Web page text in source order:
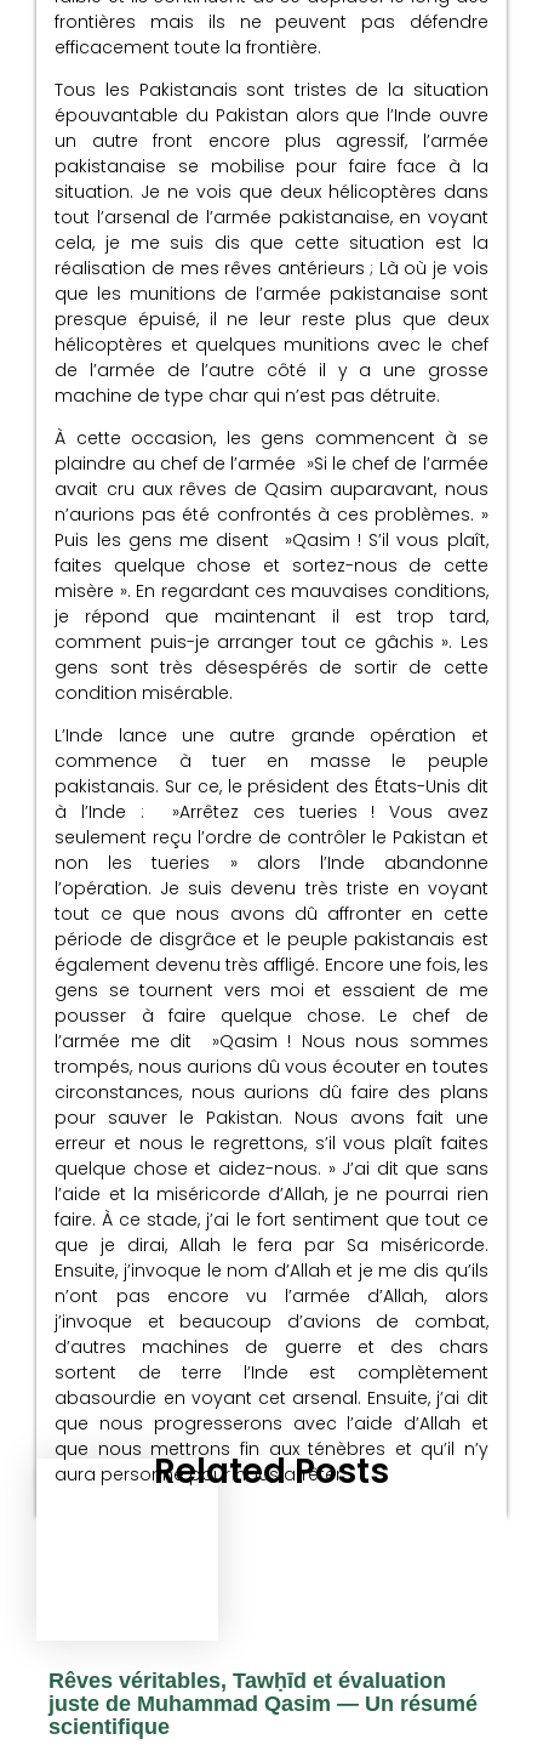
frontières mais ils ne peuvent pas défendre
efficacement toute la frontière.
Tous les Pakistanais sont tristes de la situation
épouvantable du Pakistan alors que l’Inde ouvre
un autre front encore plus agressif, l’armée
pakistanaise se mobilise pour faire face à la
situation. Je ne vois que deux hélicoptères dans
tout l’arsenal de l’armée pakistanaise, en voyant
cela, je me suis dis que cette situation est la
réalisation de mes rêves antérieurs ; Là où je vois
que les munitions de l’armée pakistanaise sont
presque épuisé, il ne leur reste plus que deux
hélicoptères et quelques munitions avec le chef
de l’armée de l’autre côté il y a une grosse
machine de type char qui n’est pas détruite.
À cette occasion, les gens commencent à se
plaindre au chef de l’armée »Si le chef de l’armée
avait cru aux rêves de Qasim auparavant, nous
n’aurions pas été confrontés à ces problèmes. »
Puis les gens me disent »Qasim ! S’il vous plaît,
faites quelque chose et sortez-nous de cette
misère ». En regardant ces mauvaises conditions,
je répond que maintenant il est trop tard,
comment puis-je arranger tout ce gâchis ». Les
gens sont très désespérés de sortir de cette
condition misérable.
L’Inde lance une autre grande opération et
commence à tuer en masse le peuple
pakistanais. Sur ce, le président des États-Unis dit
à l’Inde : »Arrêtez ces tueries ! Vous avez
seulement reçu l’ordre de contrôler le Pakistan et
non les tueries » alors l’Inde abandonne
l’opération. Je suis devenu très triste en voyant
tout ce que nous avons dû affronter en cette
période de disgrâce et le peuple pakistanais est
également devenu très affligé. Encore une fois, les
gens se tournent vers moi et essaient de me
pousser à faire quelque chose. Le chef de
l’armée me dit »Qasim ! Nous nous sommes
trompés, nous aurions dû vous écouter en toutes
circonstances, nous aurions dû faire des plans
pour sauver le Pakistan. Nous avons fait une
erreur et nous le regrettons, s’il vous plaît faites
quelque chose et aidez-nous. » J’ai dit que sans
l’aide et la miséricorde d’Allah, je ne pourrai rien
faire. À ce stade, j’ai le fort sentiment que tout ce
que je dirai, Allah le fera par Sa miséricorde.
Ensuite, j’invoque le nom d’Allah et je me dis qu’ils
n’ont pas encore vu l’armée d’Allah, alors
j’invoque et beaucoup d’avions de combat,
d’autres machines de guerre et des chars
sortent de terre l’Inde est complètement
abasourdie en voyant cet arsenal. Ensuite, j’ai dit
que nous progresserons avec l’aide d’Allah et
que nous mettrons fin aux ténèbres et qu’il n’y
aura personne pour nous arrêter.
Related Posts
Rêves véritables, Tawḥīd et évaluation
juste de Muhammad Qasim — Un résumé
scientifique